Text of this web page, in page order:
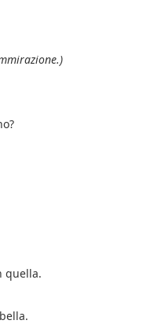
quella.